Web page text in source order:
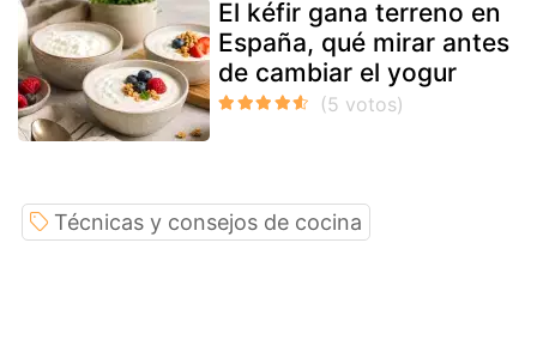
El kéfir gana terreno en
España, qué mirar antes
de cambiar el yogur
Técnicas y consejos de cocina